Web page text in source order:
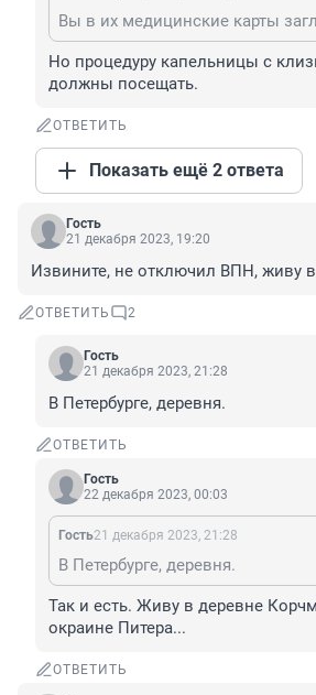
Но процедуру капельницы с
должны посещать.
ОТВЕТИТЬ
Показать ещё 2 ответа
Гость
21 декабря 2023, 19:20
Извините, не отключил ВПН, живу
ОТВЕТИТЬ 2
Гость
21 декабря 2023, 21:28
В Петербурге, деревня.
ОТВЕТИТЬ
Гость
22 декабря 2023, 00:03
Гость21 декабря 2023, 21:28
В Петербурге, деревня.
Так и есть. Живу в деревне
окраине Питера...
ОТВЕТИТЬ